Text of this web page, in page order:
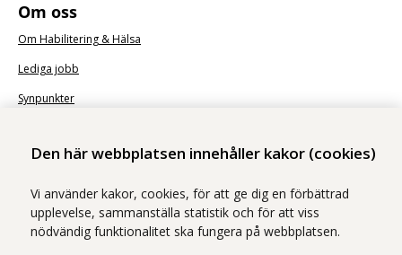
Den här webbplatsen innehåller kakor (cookies)
Vi använder kakor, cookies, för att ge dig en förbättrad
upplevelse, sammanställa statistik och för att viss
nödvändig funktionalitet ska fungera på webbplatsen.
Om oss
Om Habilitering & Hälsa
Lediga jobb
Synpunkter